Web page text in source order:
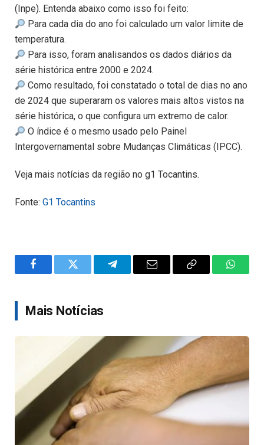
(Inpe). Entenda abaixo como isso foi feito:
Para cada dia do ano foi calculado um valor limite de
temperatura.
Para isso, foram analisandos os dados diários da
série histórica entre 2000 e 2024.
Como resultado, foi constatado o total de dias no ano
de 2024 que superaram os valores mais altos vistos na
série histórica, o que configura um extremo de calor.
O índice é o mesmo usado pelo Painel
Intergovernamental sobre Mudanças Climáticas (IPCC).
Veja mais notícias da região no g1 Tocantins.
Fonte: G1 Tocantins
FacebookTwitter TelegramEmail
Copy
Mais Notícias